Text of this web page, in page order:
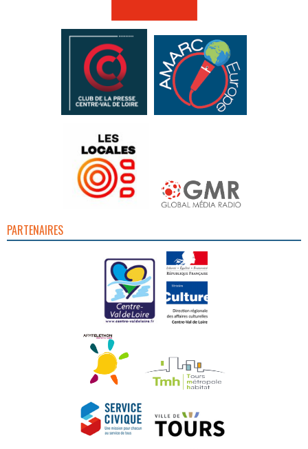
PARTENAIRES